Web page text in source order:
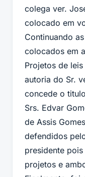
colega ver.
colocado em
Continuando
colocados em
Projetos de
autoria do Sr.
concede o
Srs. Edvar
de Assis
defendidos
presidente
projetos e